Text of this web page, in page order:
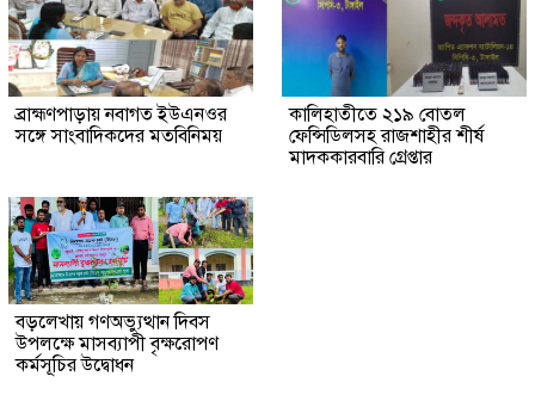
ব্রাহ্মণপাড়ায় নবাগত ইউএনওর
সঙ্গে সাংবাদিকদের মতবিনিময়
কালিহাতীতে ২১৯ বোতল
ফেন্সিডিলসহ রাজশাহীর শীর্ষ
মাদককারবারি গ্রেপ্তার
বড়লেখায় গণঅভ্যুত্থান দিবস
উপলক্ষে মাসব্যাপী বৃক্ষরোপণ
কর্মসূচির উদ্বোধন